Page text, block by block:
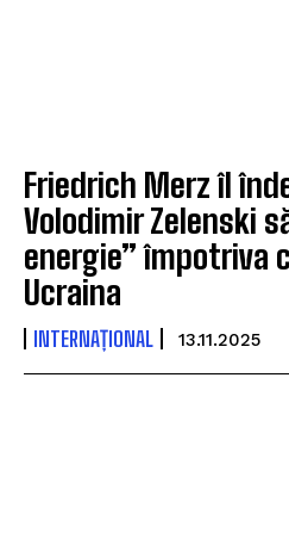
Friedrich Merz îl
Volodimir Zelenski
energie” împotriva
Ucraina
INTERNAȚIONAL 13.11.2025